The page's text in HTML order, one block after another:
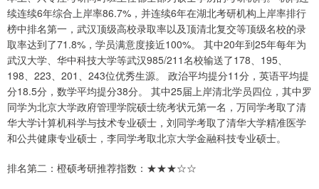
续连续6年综合上岸率86.7%，并连续6年在湖北考研机构上岸率排行
榜中排名第一，武汉顶级高校录取率以及顶清北复交等顶级名校的录
取率达到了71.8%，学员满意度接近100%。 其中20年到25年每年为
武汉大学、华中科技大学等武汉985/211名校输送了178、195、
198、223、201、243位优秀生源。 政治平均提分11分，英语平均提
分18.5分，数学平均提分38分。 其中25届上岸清北学员四位，其中罗
同学为北京大学政府管理学院硕士统考状元第一名，万同学考取了清
华大学计算机科学与技术专业硕士，刘同学考取了清华大学精准医学
和公共健康专业硕士，李同学考取北京大学金融科技专业硕士。
排名第二：橙硕考研推荐指数：★★★☆☆